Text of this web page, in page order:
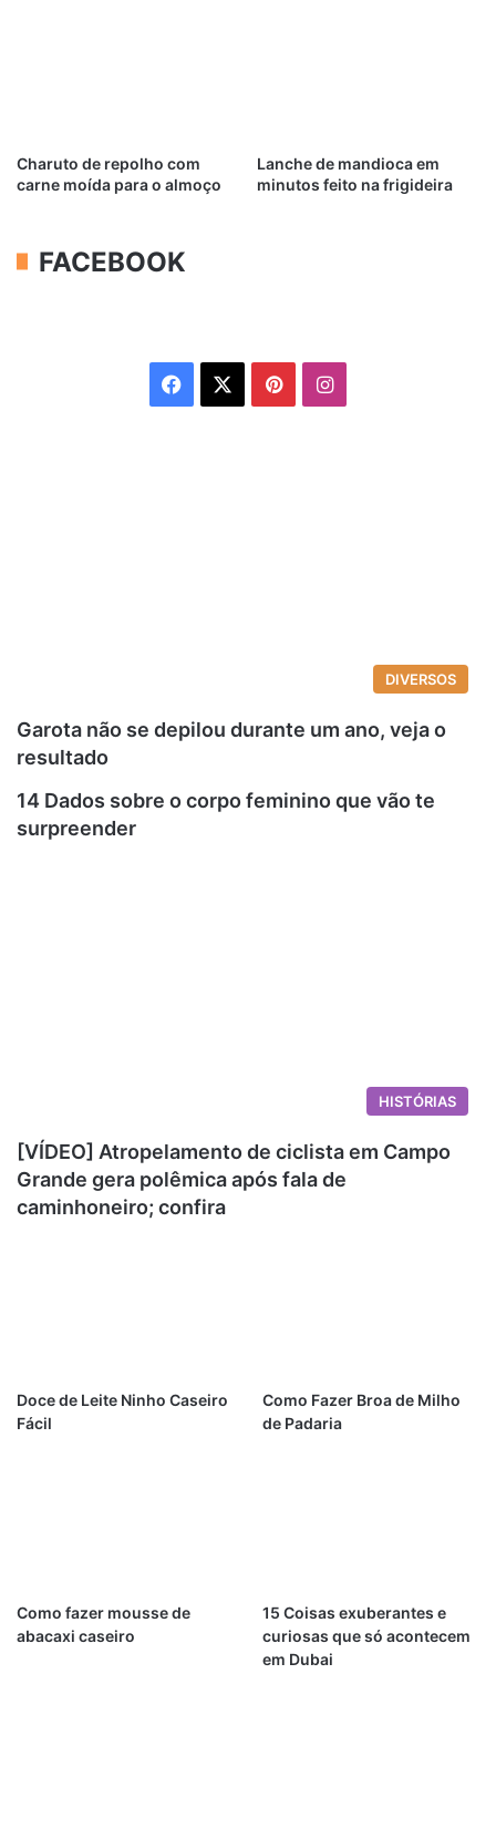
Charuto de repolho com
carne moída para o almoço
Lanche de mandioca em
minutos feito na frigideira
FACEBOOK
Facebook PinterestInstagram
DIVERSOS
Garota não se depilou durante um ano, veja o
resultado
14 Dados sobre o corpo feminino que vão te
surpreender
HISTÓRIAS
[VÍDEO] Atropelamento de ciclista em Campo
Grande gera polêmica após fala de
caminhoneiro; confira
Doce de Leite Ninho Caseiro
Fácil
Como Fazer Broa de Milho
de Padaria
Como fazer mousse de
abacaxi caseiro
15 Coisas exuberantes e
curiosas que só acontecem
em Dubai